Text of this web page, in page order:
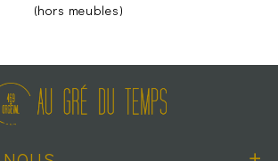
(hors meubles)